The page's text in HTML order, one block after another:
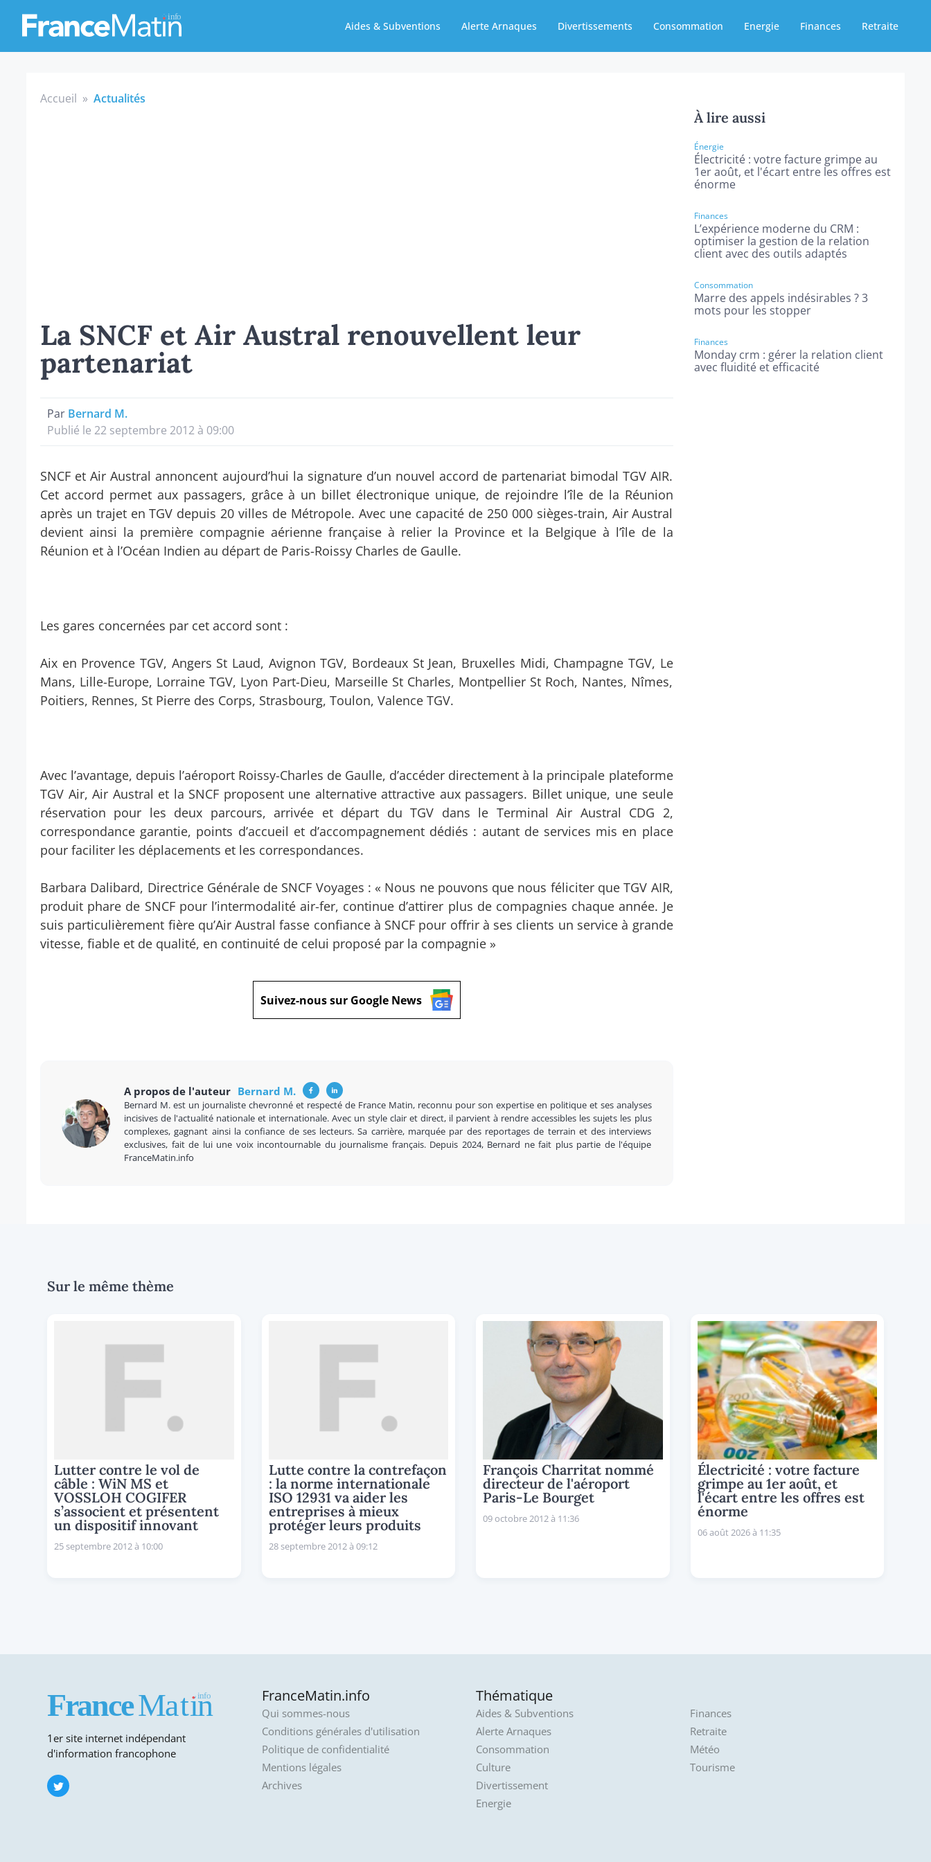
Aides & Subventions Alerte Arnaques Divertissements Consommation Energie Finances Retraite
Accueil » Actualités
La SNCF et Air Austral renouvellent leur
partenariat
Par Bernard M.
Publié le 22 septembre 2012 à 09:00
SNCF et Air Austral annoncent aujourd’hui la signature d’un nouvel accord de partenariat bimodal TGV AIR.
Cet accord permet aux passagers, grâce à un billet électronique unique, de rejoindre l’île de la Réunion
après un trajet en TGV depuis 20 villes de Métropole. Avec une capacité de 250 000 sièges-train, Air Austral
devient ainsi la première compagnie aérienne française à relier la Province et la Belgique à l’île de la
Réunion et à l’Océan Indien au départ de Paris-Roissy Charles de Gaulle.
Les gares concernées par cet accord sont :
Aix en Provence TGV, Angers St Laud, Avignon TGV, Bordeaux St Jean, Bruxelles Midi, Champagne TGV, Le
Mans, Lille-Europe, Lorraine TGV, Lyon Part-Dieu, Marseille St Charles, Montpellier St Roch, Nantes, Nîmes,
Poitiers, Rennes, St Pierre des Corps, Strasbourg, Toulon, Valence TGV.
Avec l’avantage, depuis l’aéroport Roissy-Charles de Gaulle, d’accéder directement à la principale plateforme
TGV Air, Air Austral et la SNCF proposent une alternative attractive aux passagers. Billet unique, une seule
réservation pour les deux parcours, arrivée et départ du TGV dans le Terminal Air Austral CDG 2,
correspondance garantie, points d’accueil et d’accompagnement dédiés : autant de services mis en place
pour faciliter les déplacements et les correspondances.
Barbara Dalibard, Directrice Générale de SNCF Voyages : « Nous ne pouvons que nous féliciter que TGV AIR,
produit phare de SNCF pour l’intermodalité air-fer, continue d’attirer plus de compagnies chaque année. Je
suis particulièrement fière qu’Air Austral fasse confiance à SNCF pour offrir à ses clients un service à grande
vitesse, fiable et de qualité, en continuité de celui proposé par la compagnie »
Suivez-nous sur Google News
A propos de l'auteur Bernard M.
Bernard M. est un journaliste chevronné et respecté de France Matin, reconnu pour son expertise en politique et ses analyses
incisives de l'actualité nationale et internationale. Avec un style clair et direct, il parvient à rendre accessibles les sujets les plus
complexes, gagnant ainsi la confiance de ses lecteurs. Sa carrière, marquée par des reportages de terrain et des interviews
exclusives, fait de lui une voix incontournable du journalisme français. Depuis 2024, Bernard ne fait plus partie de l'équipe
FranceMatin.info
À lire aussi
Énergie
Électricité : votre facture grimpe au
1er août, et l'écart entre les offres est
énorme
Finances
L’expérience moderne du CRM :
optimiser la gestion de la relation
client avec des outils adaptés
Consommation
Marre des appels indésirables ? 3
mots pour les stopper
Finances
Monday crm : gérer la relation client
avec fluidité et efficacité
Sur le même thème
Lutter contre le vol de
câble : WiN MS et
VOSSLOH COGIFER
s’associent et présentent
un dispositif innovant
25 septembre 2012 à 10:00
Lutte contre la contrefaçon
: la norme internationale
ISO 12931 va aider les
entreprises à mieux
protéger leurs produits
28 septembre 2012 à 09:12
François Charritat nommé
directeur de l'aéroport
Paris-Le Bourget
09 octobre 2012 à 11:36
Électricité : votre facture
grimpe au 1er août, et
l'écart entre les offres est
énorme
06 août 2026 à 11:35
1er site internet indépendant
d'information francophone
FranceMatin.info
Qui sommes-nous
Conditions générales d'utilisation
Politique de confidentialité
Mentions légales
Archives
Thématique
Aides & Subventions
Alerte Arnaques
Consommation
Culture
Divertissement
Energie
Finances
Retraite
Météo
Tourisme